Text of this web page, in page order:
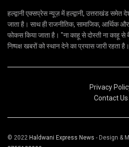
हल्द्वानी एक्सप्रेस न्यूज़ में हल्द्वानी, उत्तराखंड समेत
जाता है। साथ ही राजनीतिक, सामाजिक, आर्थिक
फोकस किया जाता है। "ना काहू से दोस्ती ना काहू से
निष्पक्ष खबरों को स्थान देने का प्रयास जारी रहता है।
Privacy
Contact Us
© 2022 Haldwani Express News - Design &